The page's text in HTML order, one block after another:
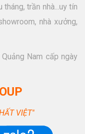
trần nhà...uy tín
nhà xưởng,
Nam cấp ngày
VIỆT"